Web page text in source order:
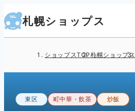
札幌ショップス
ショップスTOP札幌ショップス
東区 町中華・飲茶 炒飯